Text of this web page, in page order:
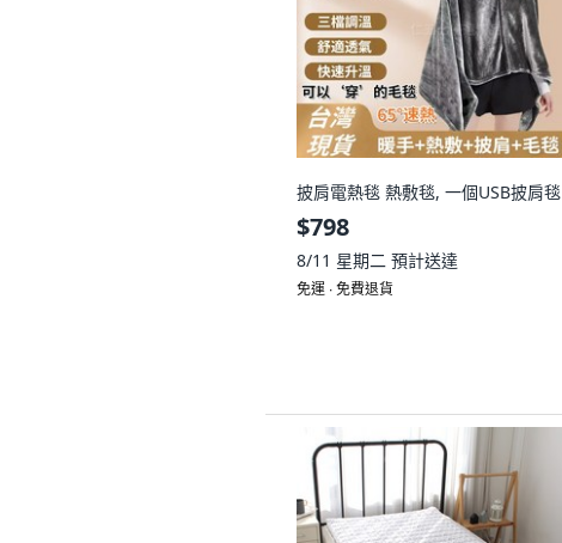
披肩電熱毯 熱敷毯, 一個USB披肩毯
$798
8/11 星期二 預計送達
免運 ∙ 免費退貨